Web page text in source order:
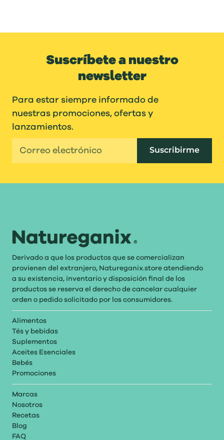
Suscríbete a nuestro
newsletter
Para estar siempre informado de
nuestras promociones, ofertas y
lanzamientos.
Suscribirme
Derivado a que los productos que se comercializan
provienen del extranjero, Natureganix.store atendiendo
a su existencia, inventario y disposición final de los
productos se reserva el derecho de cancelar cualquier
orden o pedido solicitado por los consumidores.
Alimentos
Tés y bebidas
Suplementos
Aceites Esenciales
Bebés
Promociones
Marcas
Nosotros
Recetas
Blog
FAQ